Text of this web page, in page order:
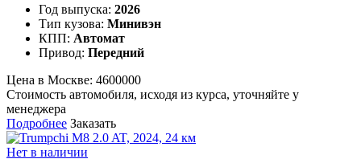
Год выпуска: 2026
Тип кузова: Минивэн
КПП: Автомат
Привод: Передний
Цена в Москве: 4600000
Стоимость автомобиля, исходя из курса, уточняйте у
менеджера
Подробнее Заказать
Нет в наличии